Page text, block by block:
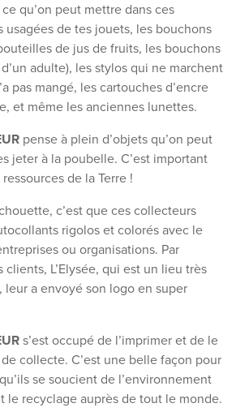
qu’on peut mettre dans ces
usagées de tes jouets, les bouchons
de jus de fruits, les bouchons
adulte), les stylos qui ne marchent
pas mangé, les cartouches d’encre
et même les anciennes lunettes.
pense à plein d’objets qu’on peut
jeter à la poubelle. C’est important
de la Terre !
c’est que ces collecteurs
rigolos et colorés avec le
ou organisations. Par
L’Elysée, qui est un lieu très
leur a envoyé son logo en super
s’est occupé de l’imprimer et de le
collecte. C’est une belle façon pour
se soucient de l’environnement
le recyclage auprès de tout le monde.